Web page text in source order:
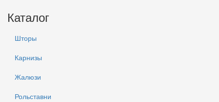
Каталог
Шторы
Карнизы
Жалюзи
Рольставни